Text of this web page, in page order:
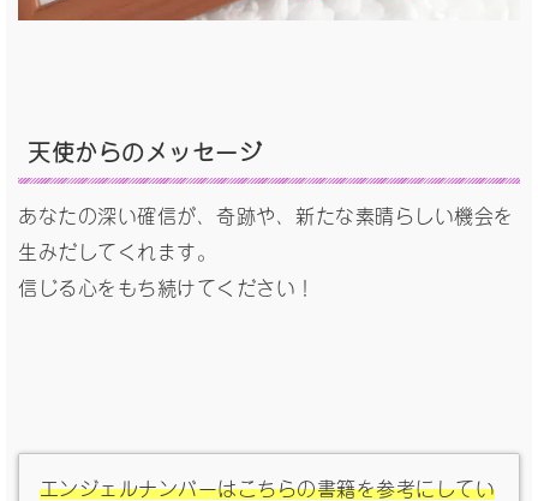
天使からのメッセージ
あなたの深い確信が、奇跡や、新たな素晴らしい機会を
生みだしてくれます。
信じる心をもち続けてください！
エンジェルナンバーはこちらの書籍を参考にしてい